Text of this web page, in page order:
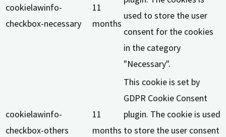
cookielawinfo-
checkbox-necessary
11
months
used to store the user
consent for the cookies
in the category
"Necessary".
cookielawinfo-
checkbox-others
11
months
This cookie is set by
GDPR Cookie Consent
plugin. The cookie is used
to store the user consent